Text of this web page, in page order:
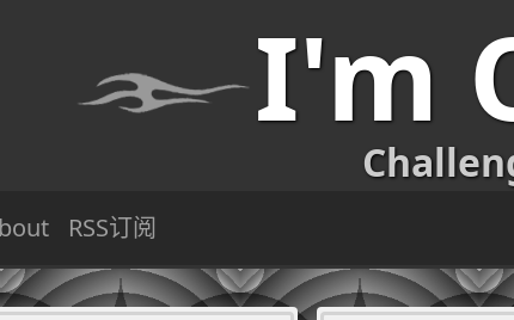
I'm
RSS订阅